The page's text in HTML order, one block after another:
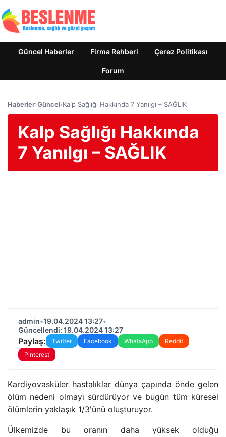
Güncel Haberler Firma Rehberi Çerez Politikası
Forum
Haberler›Güncel›Kalp Sağlığı Hakkında 7 Yanılgı – SAĞLIK
Kalp Sağlığı Hakkında
7 Yanılgı – SAĞLIK
admin•19.04.2024 13:27•
Güncellendi: 19.04.2024 13:27
Paylaş: Twitter Facebook WhatsApp
Reddit
Pinterest
Kardiyovasküler hastalıklar dünya çapında önde gelen
ölüm nedeni olmayı sürdürüyor ve bugün tüm küresel
ölümlerin yaklaşık 1/3'ünü oluşturuyor.
Ülkemizde bu oranın daha yüksek olduğu